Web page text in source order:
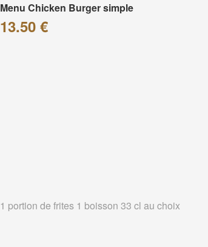
Menu Chicken Burger simple
13.50 €
1 portion de frites 1 boisson 33 cl au choix